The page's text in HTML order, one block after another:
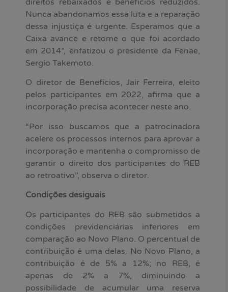
direitos rebaixados e benefícios reduzidos.
Nunca abandonamos essa luta e a reparação
dessa injustiça é urgente. Esperamos que a
Caixa avance e retome o que foi acordado
em 2014”, enfatizou o presidente da Fenae,
Sergio Takemoto.
O diretor de Benefícios, Jair Ferreira, eleito
pelos participantes em 2022, afirma que a
incorporação precisa acontecer neste ano.
“Por isso buscamos que a patrocinadora
acelere os processos internos para aprovar a
incorporação e mantenha o compromisso de
garantir o direito dos participantes do REB
ao retroativo”, observa o diretor.
Condições desiguais
Os participantes do REB são submetidos a
condições previdenciárias inferiores em
comparação ao Novo Plano. O percentual de
contribuição é uma delas. No Novo Plano, a
contribuição é de 5% a 12%; no REB, é
apenas de 2% a 7%, diminuindo a
possibilidade de acumular uma reserva